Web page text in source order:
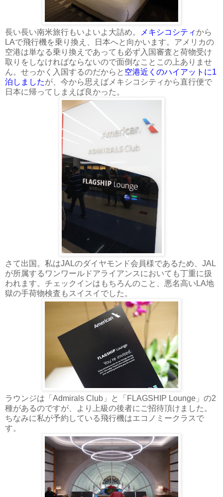
長い長い南米旅行もいよいよ大詰め。 メキシコシティから
LAで飛行機を乗り換え、日本へと向かいます。アメリカの
空港は単なる乗り換えであっても必ず入国審査と荷物受け
取りをしなければならないので面倒なことこの上ありませ
ん。せっかく入国するのだからと 空港近くのハイアットに1
泊しましたが、今から思えばメキシコシティから直行便で
日本に帰ってしまえば良かった。
さて出国。私はJALのダイヤモンド会員様であるため、JAL
が所属するワンワールドアライアンスにおいても丁重に扱
われます。チェックインはもちろんのこと、悪名高いLA地
獄の手荷物検査もスイスイでした。
ラウンジは「Admirals Club」と「FLAGSHIP Lounge」の2
種があるのですが、より上級の後者にご招待頂けました。
ちなみに私が予約している飛行機はエコノミークラスで
す。